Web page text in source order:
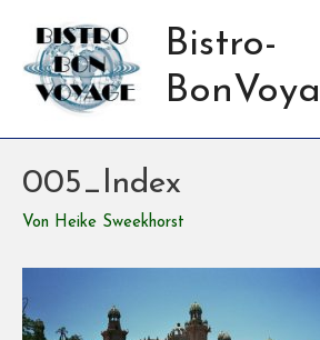
Bistro-
005_Index
Von Heike Sweekhorst